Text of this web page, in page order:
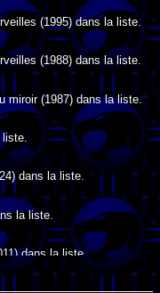
(1995) dans la liste.
(1988) dans la liste.
miroir (1987) dans la liste.
dans la liste.
la liste.
dans la liste.